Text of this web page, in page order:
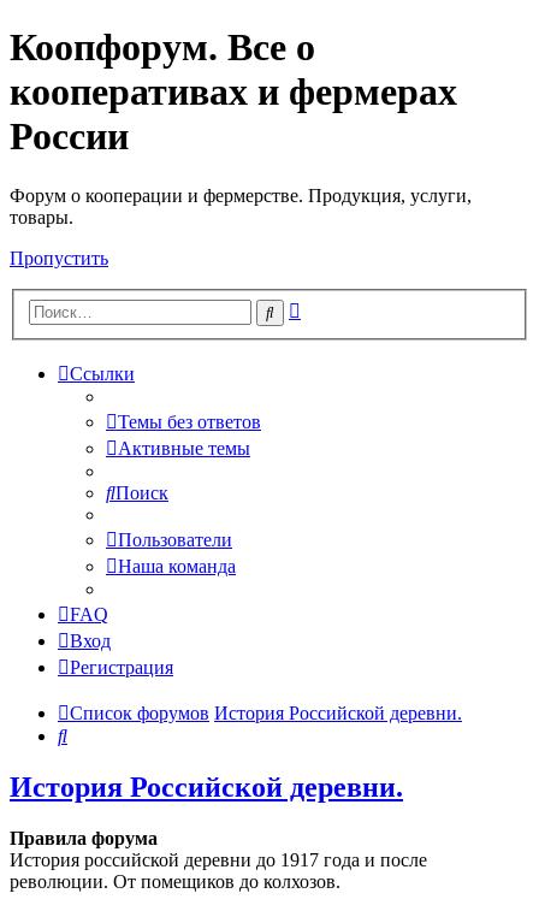
Коопфорум. Все о
кооперативах и фермерах
России
Форум о кооперации и фермерстве. Продукция, услуги,
товары.
Пропустить
Поиск
Ссылки
Темы без ответов
Активные темы
Поиск
Пользователи
Наша команда
FAQ
Вход
Регистрация
Список форумов История Российской деревни.
Поиск
История Российской деревни.
Правила форума
История российской деревни до 1917 года и после
революции. От помещиков до колхозов.